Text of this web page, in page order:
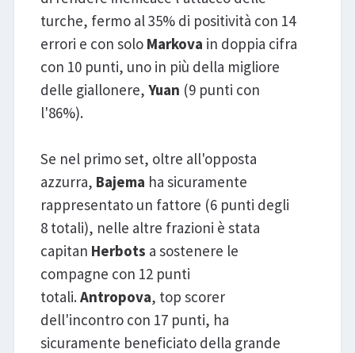
turche, fermo al 35% di positività con 14
errori e con solo Markova in doppia cifra
con 10 punti, uno in più della migliore
delle giallonere, Yuan (9 punti con
l'86%).
Se nel primo set, oltre all'opposta
azzurra, Bajema ha sicuramente
rappresentato un fattore (6 punti degli
8 totali), nelle altre frazioni è stata
capitan Herbots a sostenere le
compagne con 12 punti
totali.Antropova, top scorer
dell'incontro con 17 punti, ha
sicuramente beneficiato della grande